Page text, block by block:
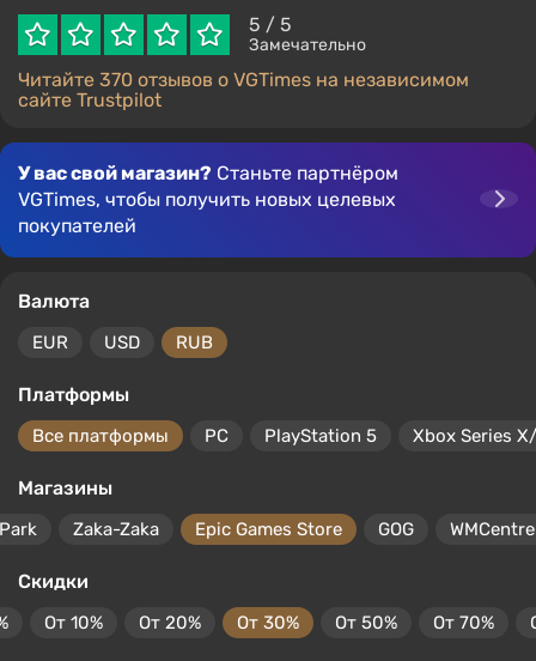
5 / 5
Замечательно
Читайте 370 отзывов о VGTimes на независимом
сайте Trustpilot
У вас свой магазин? Станьте партнёром
VGTimes, чтобы получить новых целевых
покупателей
Валюта
EUR USD RUB
Платформы
Все платформы PC PlayStation 5 Xbox Series
Магазины
Zaka-Zaka Epic Games Store GOG WMCentre
Скидки
От 10% От 20% От 30% От 50% От 70%